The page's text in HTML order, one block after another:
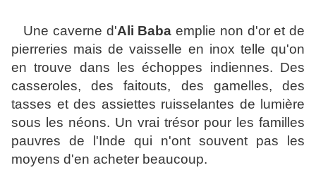
Une caverne d'Ali Baba emplie non d'or et de
pierreries mais de vaisselle en inox telle qu'on
en trouve dans les échoppes indiennes. Des
casseroles, des faitouts, des gamelles, des
tasses et des assiettes ruisselantes de lumière
sous les néons. Un vrai trésor pour les familles
pauvres de l'Inde qui n'ont souvent pas les
moyens d'en acheter beaucoup.